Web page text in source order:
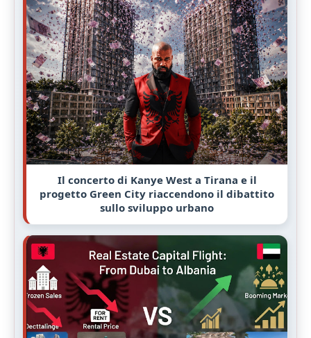
Il concerto di Kanye West a Tirana e il
progetto Green City riaccendono il dibattito
sullo sviluppo urbano